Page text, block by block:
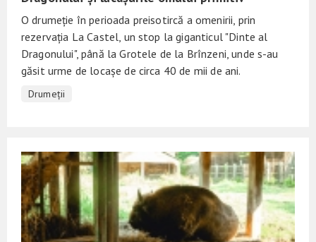
O drumeție în perioada preisotircă a omenirii, prin
rezervația La Castel, un stop la giganticul "Dinte al
Dragonului", până la Grotele de la Brînzeni, unde s-au
găsit urme de locașe de circa 40 de mii de ani.
Drumeții